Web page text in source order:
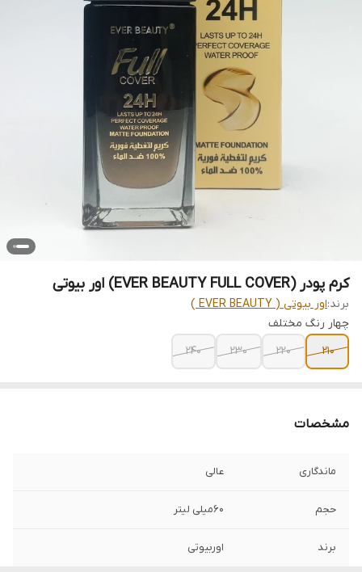
کرم پودر (EVER BEAUTY FULL COVER) اور بیوتی
برند:اور بیوتی ( EVER BEAUTY )
چهار رنگ مختلف
210
220
230
240
مشخصات
ماندگاری عالی
حجم 60میلی لیتر
برند اوربیوتی